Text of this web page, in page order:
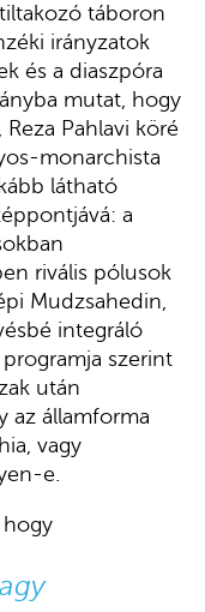
táboron
irányzatok
és a diaszpóra
mutat, hogy
Pahlavi köré
monarchista
látható
a
rivális pólusok
Mudzsahedin,
integráló
szerint
után
az államforma
vagy
e.